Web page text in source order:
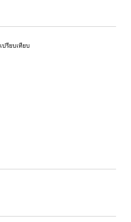
เปรียบเทียบ